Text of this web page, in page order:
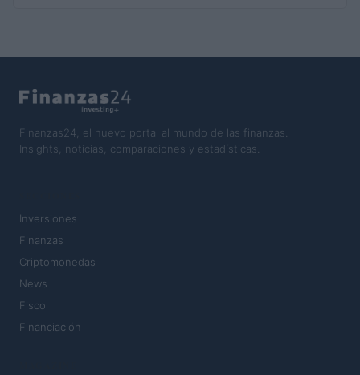
Finanzas24, el nuevo portal al mundo de las finanzas.
Insights, noticias, comparaciones y estadísticas.
Inversiones
Finanzas
Criptomonedas
News
Fisco
Financiación